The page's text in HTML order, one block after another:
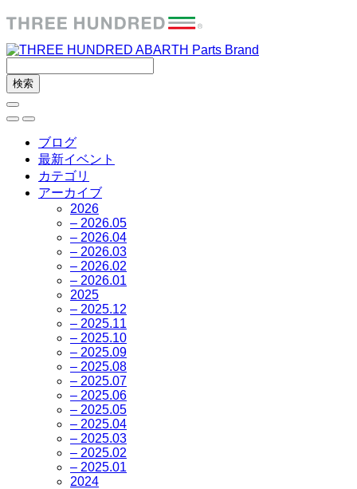
ブログ
最新イベント
カテゴリ
アーカイブ
2026
– 2026.05
– 2026.04
– 2026.03
– 2026.02
– 2026.01
2025
– 2025.12
– 2025.11
– 2025.10
– 2025.09
– 2025.08
– 2025.07
– 2025.06
– 2025.05
– 2025.04
– 2025.03
– 2025.02
– 2025.01
2024